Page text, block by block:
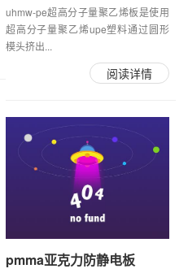
uhmw-pe超高分子量聚乙烯板是使用
超高分子量聚乙烯upe塑料通过圆形
模头挤出...
阅读详情
pmma亚克力防静电板